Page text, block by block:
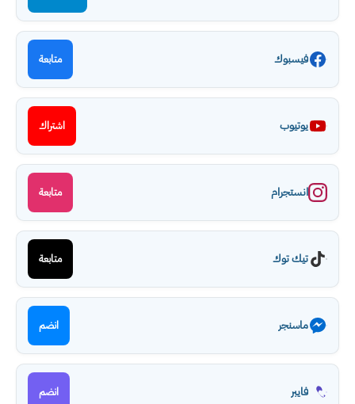
فيسبوك متابعة
يوتيوب اشتراك
انستجرام متابعة
تيك توك متابعة
ماسنجر انضم
فايبر انضم